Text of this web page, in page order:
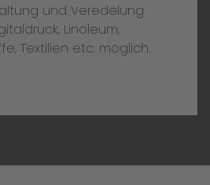
und Veredelung
Linoleum,
Textilien etc. möglich.